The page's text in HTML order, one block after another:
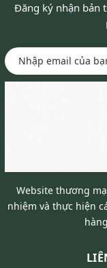
Đăng ký nhận bản
Website thương
nhiệm và thực hiện